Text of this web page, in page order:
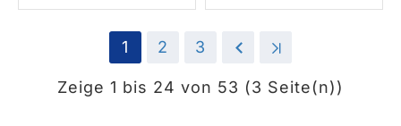
1 2 3 > >|
Zeige 1 bis 24 von 53 (3 Seite(n))